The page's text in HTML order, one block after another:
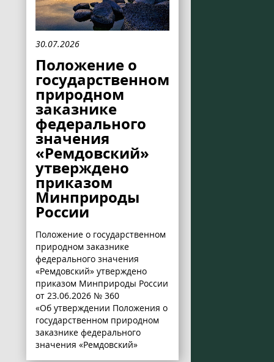
30.07.2026
Положение о
государственном
природном
заказнике
федерального
значения
«Ремдовский»
утверждено
приказом
Минприроды
России
Положение о государственном
природном заказнике
федерального значения
«Ремдовский» утверждено
приказом Минприроды России
от 23.06.2026 № 360
«Об утверждении Положения о
государственном природном
заказнике федерального
значения «Ремдовский»